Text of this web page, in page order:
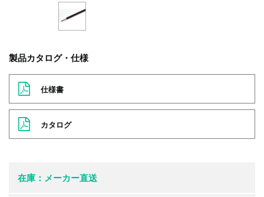
製品カタログ・仕様
仕様書
カタログ
在庫：メーカー直送